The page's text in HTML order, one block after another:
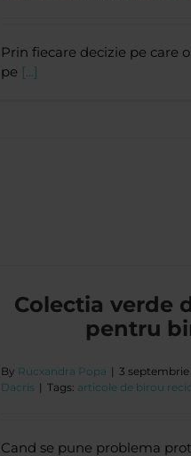
Prin fiecare decizie pe care
pe [...]
Colectia verde
pentru
By Rucxandra Popa | 3 septembrie
Dacris | Tags: articole de birou
Cand se pune problema